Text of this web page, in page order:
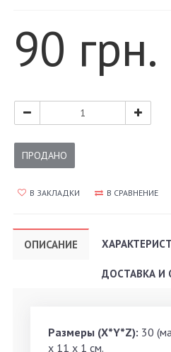
90 грн.
ПРОДАНО
В ЗАКЛАДКИ В СРАВНЕНИЕ
ОПИСАНИЕ
ДОСТАВКА И
Размеры (X*Y*Z): 30
х 11 х 1 см.